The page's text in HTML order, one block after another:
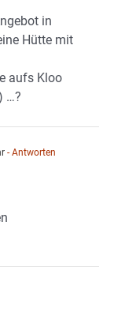
in
Hütte mit
aufs Kloo
…?
- Antworten